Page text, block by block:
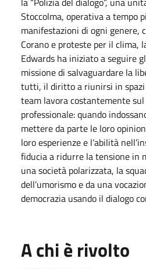
Stoccolma, operativa a tempo
manifestazioni di ogni genere,
Corano e proteste per il clima,
Edwards ha iniziato a seguire
missione di salvaguardare la
tutti, il diritto a riunirsi in spazi
team lavora costantemente
professionale: quando
mettere da parte le loro
loro esperienze e l’abilità
fiducia a ridurre la tensione in
una società polarizzata, la
dell’umorismo e da una
democrazia usando il dialogo
A chi è rivolto